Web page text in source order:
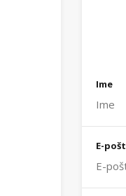
Ime
E-